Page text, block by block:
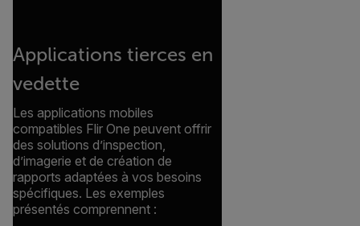
Applications tierces en
vedette
Les applications mobiles
compatibles Flir One peuvent offrir
des solutions d’inspection,
d’imagerie et de création de
rapports adaptées à vos besoins
spécifiques. Les exemples
présentés comprennent :